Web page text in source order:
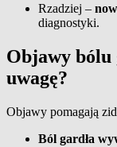
Rzadziej –
diagnostyki.
Objawy bólu
uwagę?
Objawy pomagają
Ból gardła